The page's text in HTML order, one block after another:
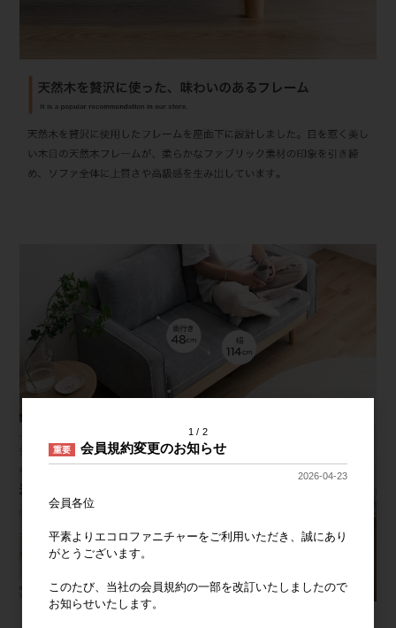
1 2
重要 会員規約変更のお知らせ
2026-04-23
会員各位
平素よりエコロファニチャーをご利用いただき、誠にあり
がとうございます。
このたび、当社の会員規約の一部を改訂いたしましたので
お知らせいたします。